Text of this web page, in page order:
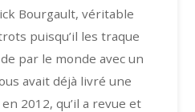
Bourgault, véritable
puisqu’il les traque
par le monde avec un
avait déjà livré une
2012, qu’il a revue et